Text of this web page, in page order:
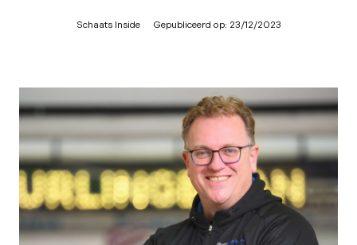
Schaats Inside Gepubliceerd op: 23/12/2023